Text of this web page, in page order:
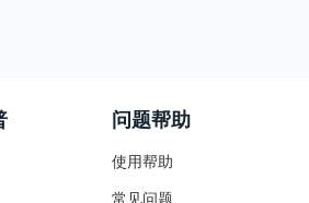
问题帮助
使用帮助
常见问题